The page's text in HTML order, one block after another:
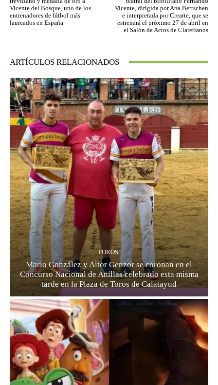
Vicente del Bosque, uno de los
entrenadores de fútbol más
laureados en España
Vicente, dirigida por Ana Bettschen
e interpretada por Crearte, que se
estrenará el próximo 27 de abril en
el Salón de Actos de Claretianos
ARTÍCULOS RELACIONADOS
TOROS
Mario González y Aitor Genzor se coronan en el
Concurso Nacional de Anillas celebrado esta misma
tarde en la Plaza de Toros de Calatayud